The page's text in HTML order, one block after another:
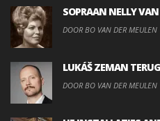
SOPRAAN NELLY VAN
DOOR BO VAN DER MEULEN
LUKÁŠ ZEMAN
DOOR BO VAN DER MEULEN